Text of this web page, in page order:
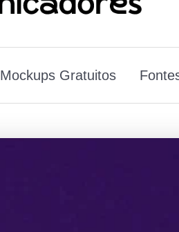
Mockups Gratuitos